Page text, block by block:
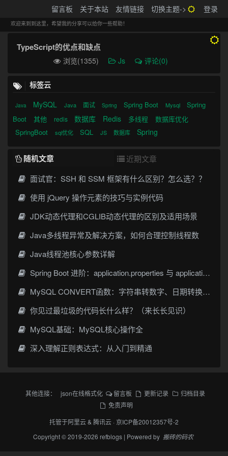
留言板 关于本站 友情链接 切换主题-> 登录
欢迎来到到这里，希望我的分享可以给你一些帮助！
TypeScript的优点和缺点
浏览(1355) Js 评论(0)
标签云
Java MySQL Java 面试 Spring Spring Boot Mysql
Spring
Boot
其他 redis 数据库 Redis 多线程
数据库优化
SpringBoot
sql优化 SQL JS 数据库 Spring
随机文章
近期文章
面试官：SSH 和 SSM 框架有什么区别？怎么选？？
使用 jQuery 操作元素的技巧与实例代码
JDK动态代理和CGLIB动态代理的区别及适用场景
Java多线程异常及解决方案，如何合理控制线程数
Java线程池核心参数详解
Spring Boot 进阶：application.properties 与 application.yml 的全方位对比与最佳实践
MySQL CONVERT函数：字符串转数字、日期转换实战指南
你见过最垃圾的代码长什么样？（来长长见识）
MySQL基础：MySQL核心操作全
深入理解正则表达式：从入门到精通
其他连接： json在线格式化 留言板 更新记录
归档目录
免责声明
托管于阿里云& 腾讯云 ·京ICP备20012357号-2
Copyright © 2019-2026 refblogs | Powered by 搬砖的码农